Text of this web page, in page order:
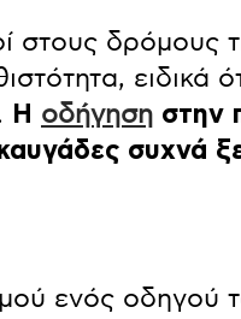
στους δρόμους
ειδικά
Η οδήγηση στην
συχνά
ενός οδηγού